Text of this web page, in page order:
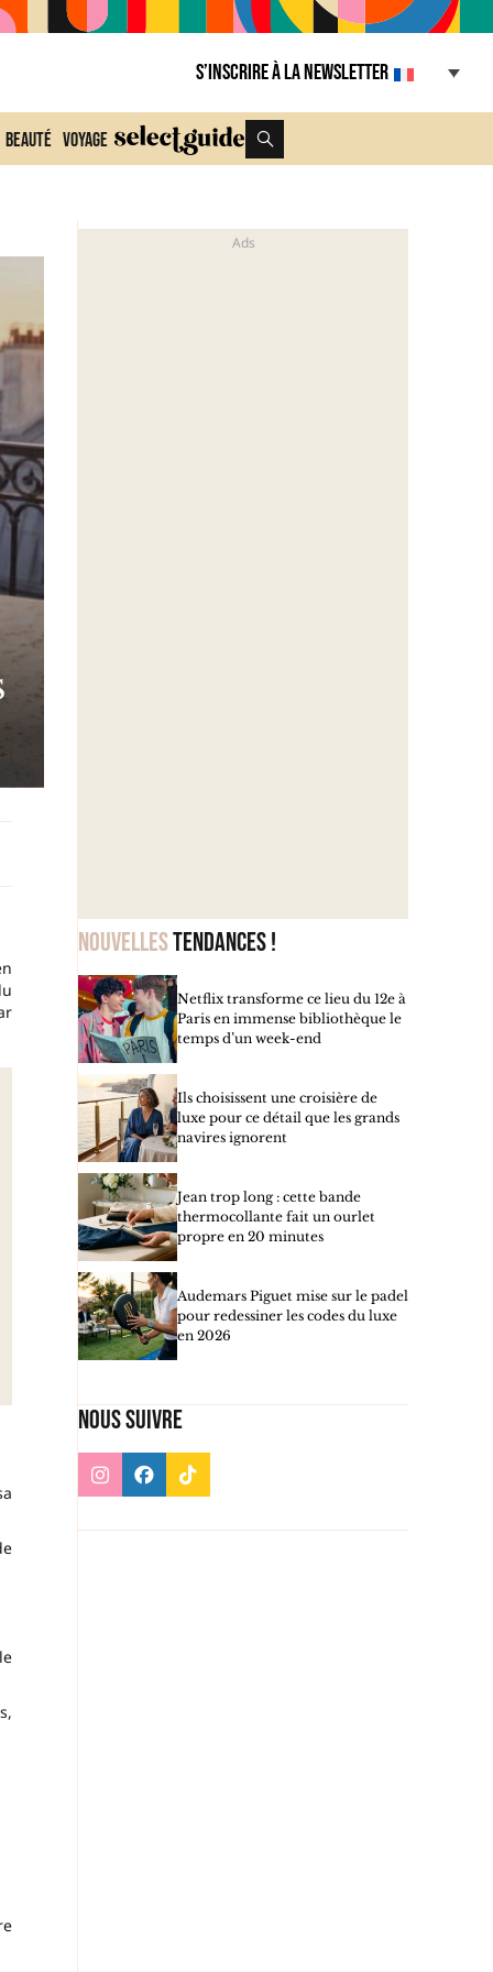
S’inscrire à la Newsletter
Beauté Voyage
Nouvellestendances !
Netflix transforme ce lieu du 12e à
Paris en immense bibliothèque le
temps d’un week-end
Ils choisissent une croisière de
luxe pour ce détail que les grands
navires ignorent
Jean trop long : cette bande
thermocollante fait un ourlet
propre en 20 minutes
Audemars Piguet mise sur le padel
pour redessiner les codes du luxe
en 2026
Nous suivre